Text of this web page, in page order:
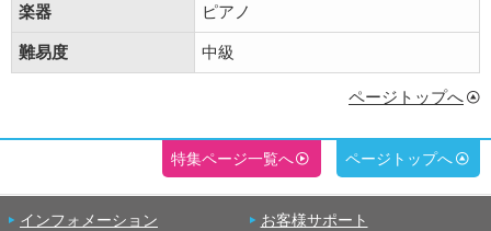
楽器 ピアノ
難易度 中級
ページトップへ
特集ページ一覧へ ページトップへ
インフォメーション お客様サポート